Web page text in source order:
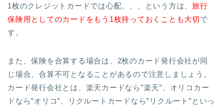
1枚のクレジットカードでは心配、、、という方は、旅行
保険用としてのカードをもう1枚持っておくことも大切で
す。
また、保険を合算する場合は、2枚のカード発行会社が同
じ場合、合算不可となることがあるので注意しましょう。
カード発行会社とは、楽天カードなら”楽天”、オリコカー
ドなら”オリコ”、リクルートカードなら”リクルート”といっ